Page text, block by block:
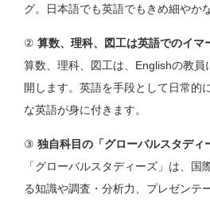
グ。日本語でも英語でもきめ細やか
②算数、理科、図工は英語でのイマ
算数、理科、図工は、Englishの教員
開します。英語を手段として日常的
な英語が身に付きます。
③独自科目の「グローバルスタディ
「グローバルスタディーズ」は、国
る知識や調査・分析力、プレゼンテ